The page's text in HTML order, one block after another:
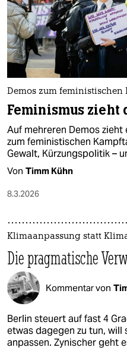
Demos zum feministischen
Feminismus zieht
Auf mehreren Demos
zum feministischen
Gewalt, Kürzungspolitik –
Von Timm Kühn
8.3.2026
Klimaanpassung statt
Die pragmatische
Kommentar von
Berlin steuert auf fast 4
etwas dagegen zu tun,
anpassen. Zynischer geht